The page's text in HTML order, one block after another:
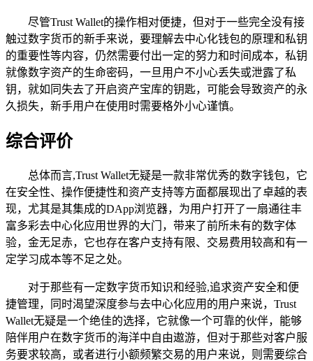
尽管Trust Wallet的操作相对便捷，但对于一些完全没有接
触过数字货币的新手来说，要理解去中心化钱包的原理和私钥
的重要性等内容，仍然需要付出一定的努力和时间成本，私钥
就像数字资产的生命密码，一旦用户不小心丢失或泄露了私
钥，就如同失去了开启资产宝库的钥匙，可能会导致资产的永
久损失，新手用户在使用时需要格外小心谨慎。
综合评价
总体而言,Trust Wallet无疑是一款非常优秀的数字钱包，它
在安全性、操作便捷性和资产支持等方面都展现出了卓越的表
现，尤其是其集成的DApp浏览器，为用户打开了一扇通往丰
富多彩去中心化应用世界的大门，带来了前所未有的数字体
验，金无足赤，它也存在客户支持有限、交易费用较高和有一
定学习成本等不足之处。
对于那些有一定数字货币知识和经验,追求资产安全和便
捷管理，同时渴望深度参与去中心化应用的用户来说，Trust
Wallet无疑是一个绝佳的选择，它就像一个可靠的伙伴，能够
陪伴用户在数字货币的海洋中自由遨游，但对于那些对客户服
务要求较高，或者进行小额频繁交易的用户来说，则需要综合